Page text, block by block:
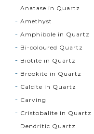
Anatase in Quartz
Amethyst
Amphibole in Quartz
Bi-coloured Quartz
Biotite in Quartz
Brookite in Quartz
Calcite in Quartz
Carving
Cristobalite in Quartz
Dendritic Quartz